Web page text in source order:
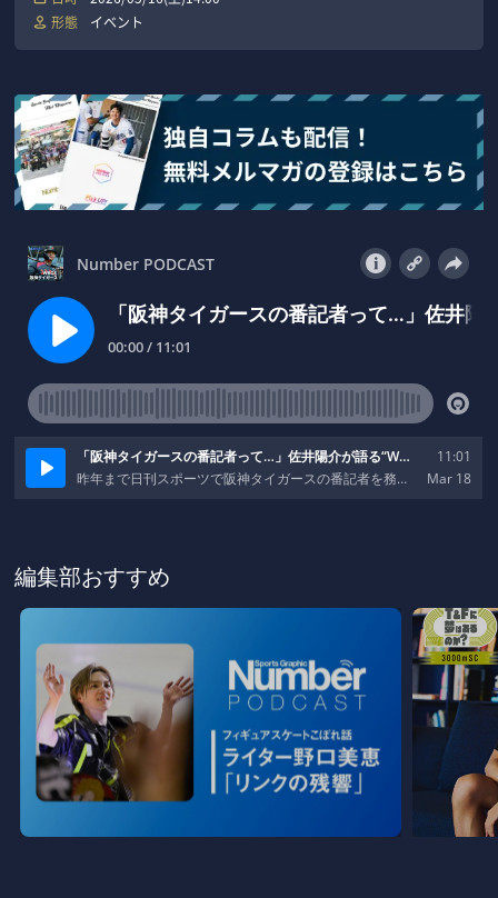
形態
イベント
編集部おすすめ